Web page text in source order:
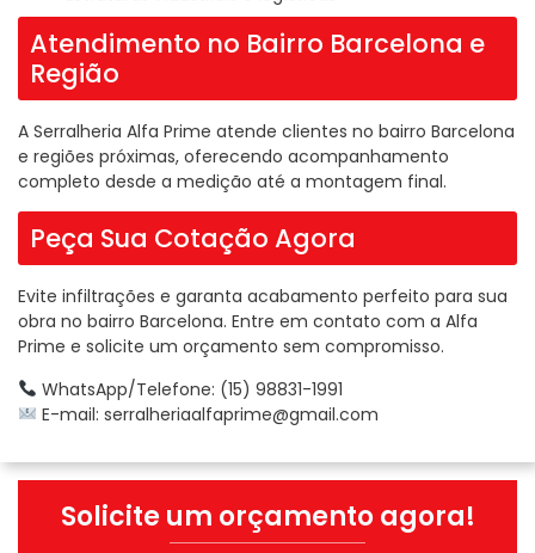
Atendimento no Bairro Barcelona e
Região
A Serralheria Alfa Prime atende clientes no bairro Barcelona
e regiões próximas, oferecendo acompanhamento
completo desde a medição até a montagem final.
Peça Sua Cotação Agora
Evite infiltrações e garanta acabamento perfeito para sua
obra no bairro Barcelona. Entre em contato com a Alfa
Prime e solicite um orçamento sem compromisso.
WhatsApp/Telefone: (15) 98831-1991
E-mail: serralheriaalfaprime@gmail.com
Solicite um orçamento agora!